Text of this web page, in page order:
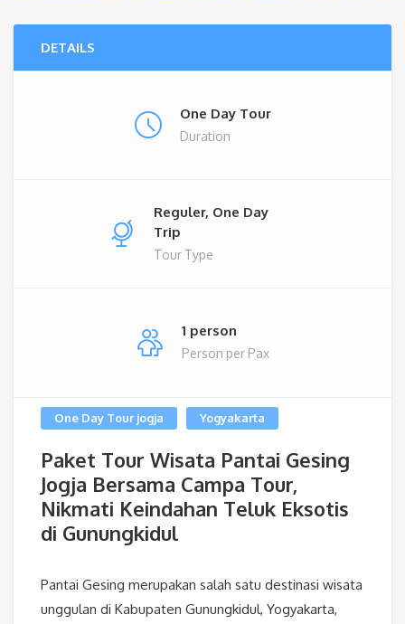
DETAILS
One Day Tour
Duration
Reguler, One Day
Trip
Tour Type
1 person
Person per Pax
One Day Tour jogja Yogyakarta
Paket Tour Wisata Pantai Gesing
Jogja Bersama Campa Tour,
Nikmati Keindahan Teluk Eksotis
di Gunungkidul
Pantai Gesing merupakan salah satu destinasi wisata
unggulan di Kabupaten Gunungkidul, Yogyakarta,